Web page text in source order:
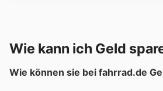
Wie kann ich Geld
Wie können sie bei fahrrad.de